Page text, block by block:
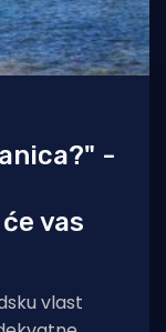
-
vas
vlast